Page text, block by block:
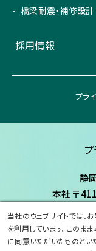
橋梁耐震・補修設計
採用情報
プラ
静
本社〒
©Copyright
当社のウェブサイトでは、
を利用しています。このま
に同意いただいたものとい